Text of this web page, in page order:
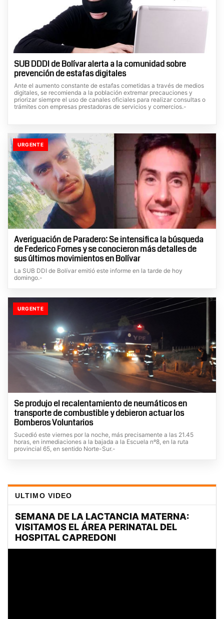
SUB DDDI de Bolívar alerta a la comunidad sobre
prevención de estafas digitales
Ante el aumento constante de estafas cometidas a través de medios
digitales, se recomienda a la población extremar precauciones y
priorizar siempre el uso de canales oficiales para realizar consultas o
trámites con empresas prestadoras de servicios y comercios.-
URGENTE
Averiguación de Paradero: Se intensifica la búsqueda
de Federico Fornes y se conocieron más detalles de
sus últimos movimientos en Bolívar
La SUB DDI de Bolívar emitió este informe en la tarde de hoy
domingo.-
URGENTE
Se produjo el recalentamiento de neumáticos en
transporte de combustible y debieron actuar los
Bomberos Voluntarios
Sucedió este viernes por la noche, más precisamente a las 21.45
horas, en inmediaciones a la bajada a la Escuela nº8, en la ruta
provincial 65, en sentido Norte-Sur.-
ULTIMO VIDEO